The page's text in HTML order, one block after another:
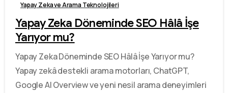
Yapay Zeka ve Arama Teknolojileri
Yapay Zeka Döneminde SEO Hâlâ İşe
Yarıyor mu?
Yapay Zeka Döneminde SEO Hâlâ İşe Yarıyor mu?
Yapay zekâ destekli arama motorları, ChatGPT,
Google AI Overview ve yeni nesil arama deneyimleri